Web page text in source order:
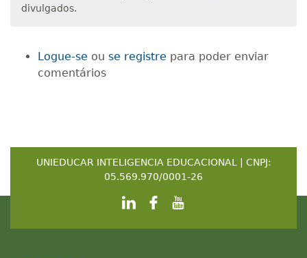
divulgados.
Logue-se ou se registre para poder enviar
comentários
UNIEDUCAR INTELIGENCIA EDUCACIONAL | CNPJ:
05.569.970/0001-26